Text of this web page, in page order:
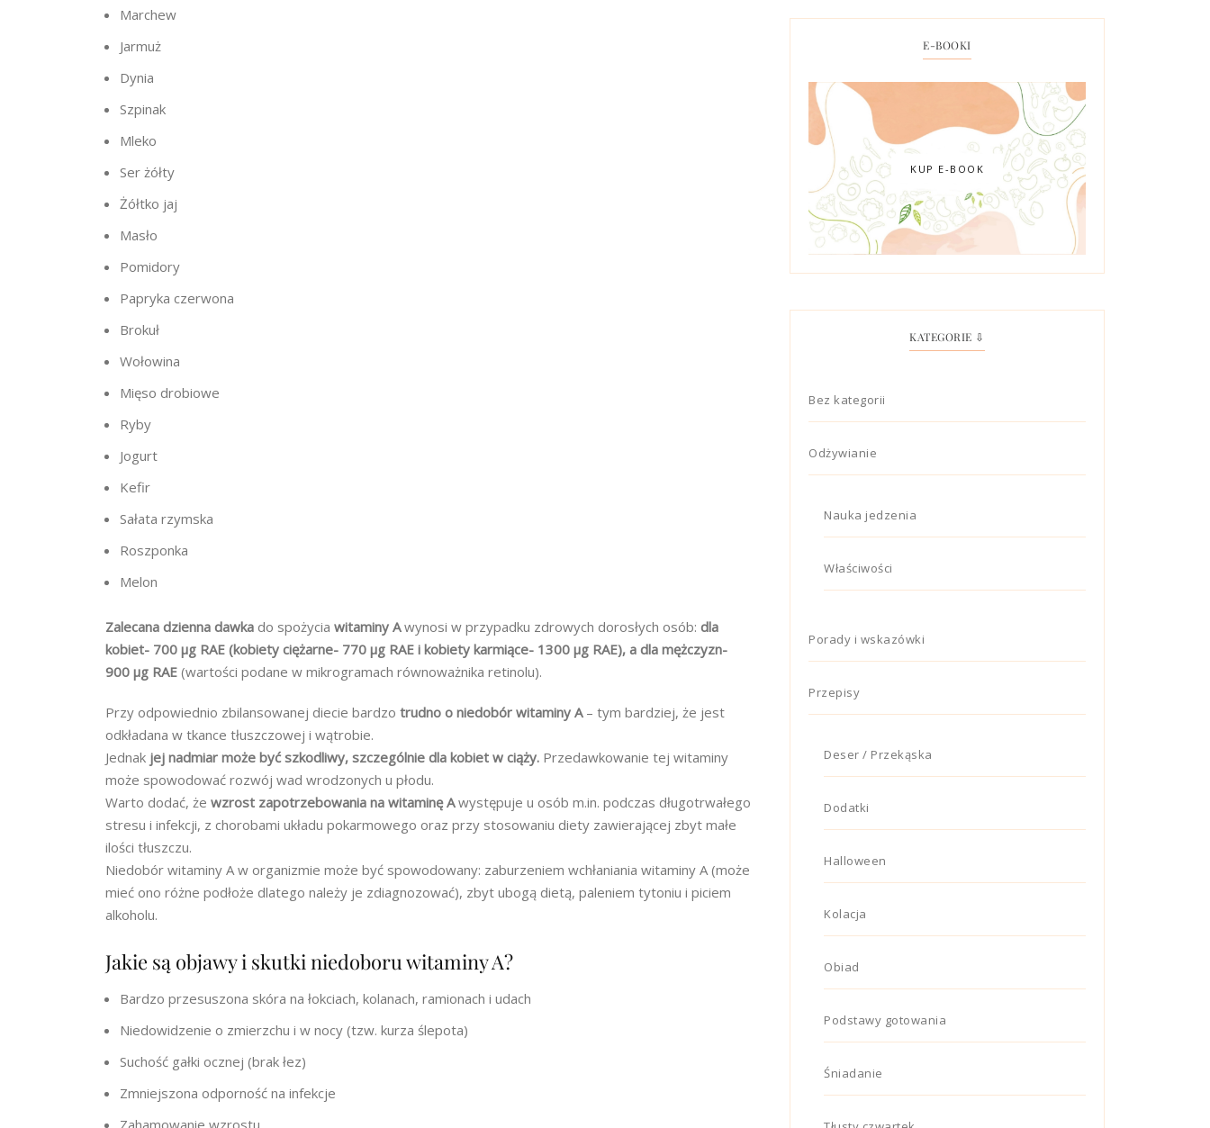
Marchew
Jarmuż
Dynia
Szpinak
Mleko
Ser żółty
Żółtko jaj
Masło
Pomidory
Papryka czerwona
Brokuł
Wołowina
Mięso drobiowe
Ryby
Jogurt
Kefir
Sałata rzymska
Roszponka
Melon
Zalecana dzienna dawka do spożycia witaminy Awynosi w przypadku zdrowych dorosłych osób: dla
kobiet- 700 µg RAE (kobiety ciężarne- 770 µg RAE i kobiety karmiące- 1300 µg RAE), a dla mężczyzn-
900 µg RAE (wartości podane w mikrogramach równoważnika retinolu).
Przy odpowiednio zbilansowanej diecie bardzo trudno o niedobór witaminy A– tym bardziej, że jest
odkładana w tkance tłuszczowej i wątrobie.
Jednak jej nadmiar może być szkodliwy, szczególnie dla kobiet w ciąży. Przedawkowanie tej witaminy
może spowodować rozwój wad wrodzonych u płodu.
Warto dodać, że wzrost zapotrzebowania na witaminę Awystępuje u osób m.in. podczas długotrwałego
stresu i infekcji, z chorobami układu pokarmowego oraz przy stosowaniu diety zawierającej zbyt małe
ilości tłuszczu.
Niedobór witaminy A w organizmie może być spowodowany: zaburzeniem wchłaniania witaminy A (może
mieć ono różne podłoże dlatego należy je zdiagnozować), zbyt ubogą dietą, paleniem tytoniu i piciem
alkoholu.
Jakie są objawy i skutki niedoboru witaminy A?
Bardzo przesuszona skóra na łokciach, kolanach, ramionach i udach
Niedowidzenie o zmierzchu i w nocy (tzw. kurza ślepota)
Suchość gałki ocznej (brak łez)
Zmniejszona odporność na infekcje
Zahamowanie wzrostu
E-BOOKI
KUP E-BOOK
KATEGORIE ⇩
Bez kategorii
Odżywianie
Nauka jedzenia
Właściwości
Porady i wskazówki
Przepisy
Deser / Przekąska
Dodatki
Halloween
Kolacja
Obiad
Podstawy gotowania
Śniadanie